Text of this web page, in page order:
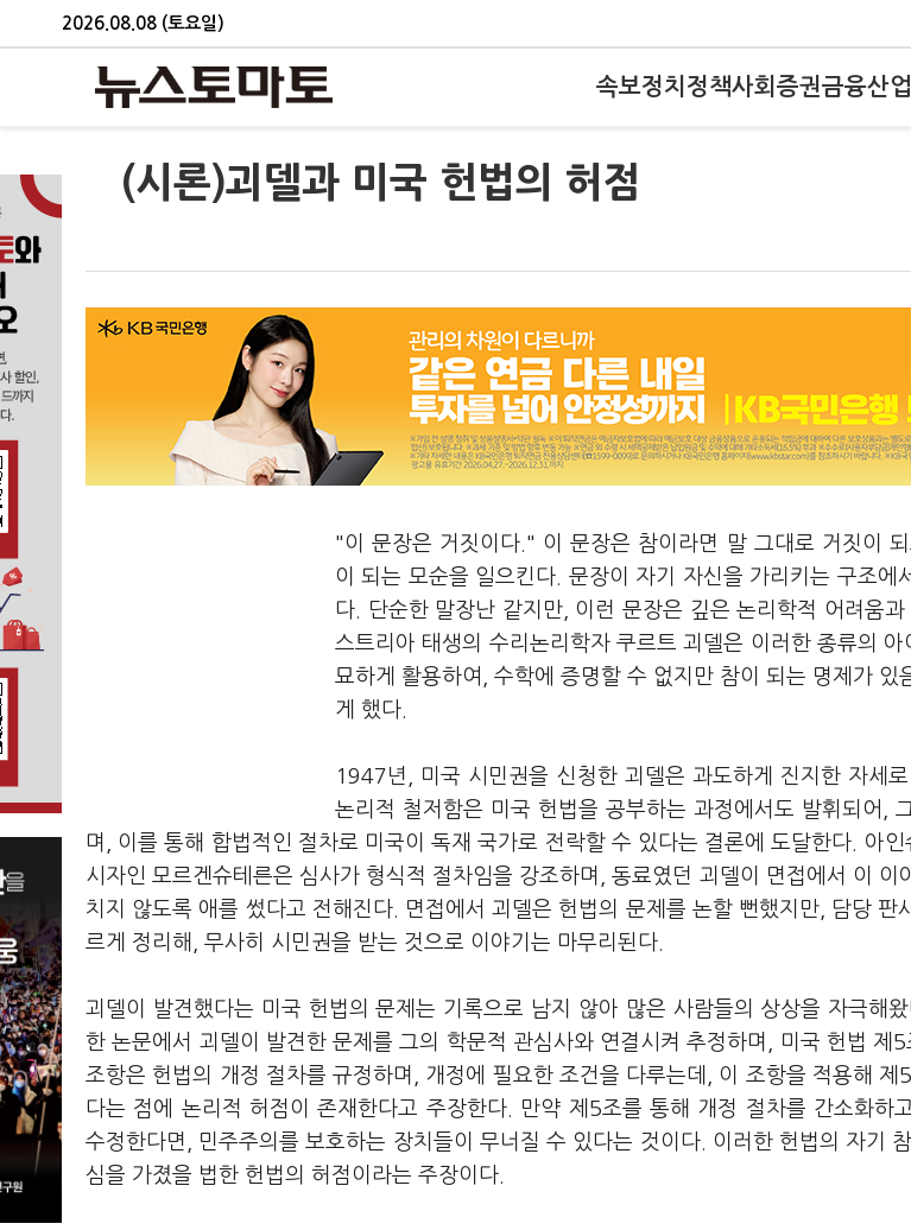
2026.08.08 (토요일)
속보정치 정책사회 증권금융산업
(시론)괴델과 미국 헌법의 허점
"이 문장은 거짓이다." 이 문장은 참이라면 말 그대로 거짓이
이 되는 모순을 일으킨다. 문장이 자기 자신을 가리키는 구조에
다. 단순한 말장난 같지만, 이런 문장은 깊은 논리학적 어려움
스트리아 태생의 수리논리학자 쿠르트 괴델은 이러한 종류의 아
묘하게 활용하여, 수학에 증명할 수 없지만 참이 되는 명제가 있
게 했다.
1947년, 미국 시민권을 신청한 괴델은 과도하게 진지한 자세
논리적 철저함은 미국 헌법을 공부하는 과정에서도 발휘되어,
며, 이를 통해 합법적인 절차로 미국이 독재 국가로 전락할 수 있다는 결론에 도달한다. 아
시자인 모르겐슈테른은 심사가 형식적 절차임을 강조하며, 동료였던 괴델이 면접에서 이 이
치지 않도록 애를 썼다고 전해진다. 면접에서 괴델은 헌법의 문제를 논할 뻔했지만, 담당 판
르게 정리해, 무사히 시민권을 받는 것으로 이야기는 마무리된다.
괴델이 발견했다는 미국 헌법의 문제는 기록으로 남지 않아 많은 사람들의 상상을 자극해
한 논문에서 괴델이 발견한 문제를 그의 학문적 관심사와 연결시켜 추정하며, 미국 헌법 제5
조항은 헌법의 개정 절차를 규정하며, 개정에 필요한 조건을 다루는데, 이 조항을 적용해 제
다는 점에 논리적 허점이 존재한다고 주장한다. 만약 제5조를 통해 개정 절차를 간소화하
수정한다면, 민주주의를 보호하는 장치들이 무너질 수 있다는 것이다. 이러한 헌법의 자기
심을 가졌을 법한 헌법의 허점이라는 주장이다.